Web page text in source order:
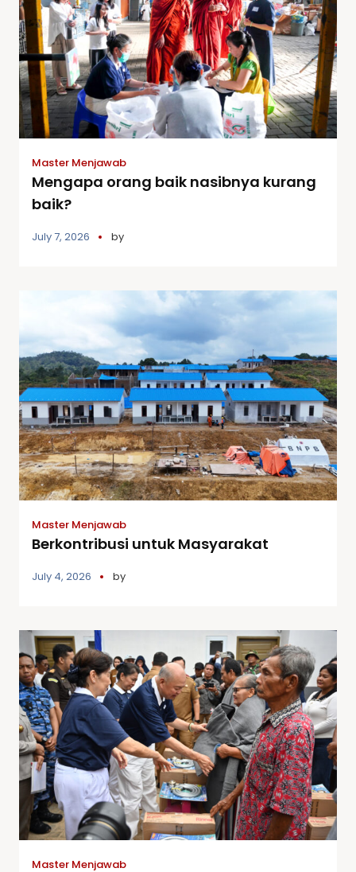
Master Menjawab
Mengapa orang baik nasibnya kurang
baik?
July 7, 2026 by
Master Menjawab
Berkontribusi untuk Masyarakat
July 4, 2026 by
Master Menjawab